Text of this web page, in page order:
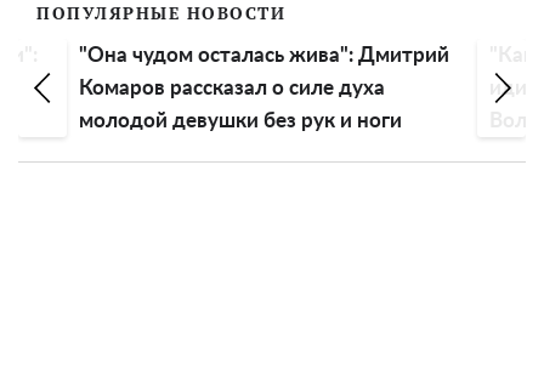
ПОПУЛЯРНЫЕ НОВОСТИ
"Она чудом осталась жива": Дмитрий
Комаров рассказал о силе духа
молодой девушки без рук и ноги